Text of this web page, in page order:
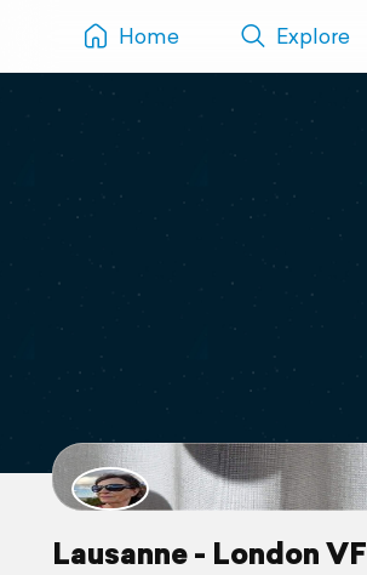
Home Explore
Lausanne - London VF